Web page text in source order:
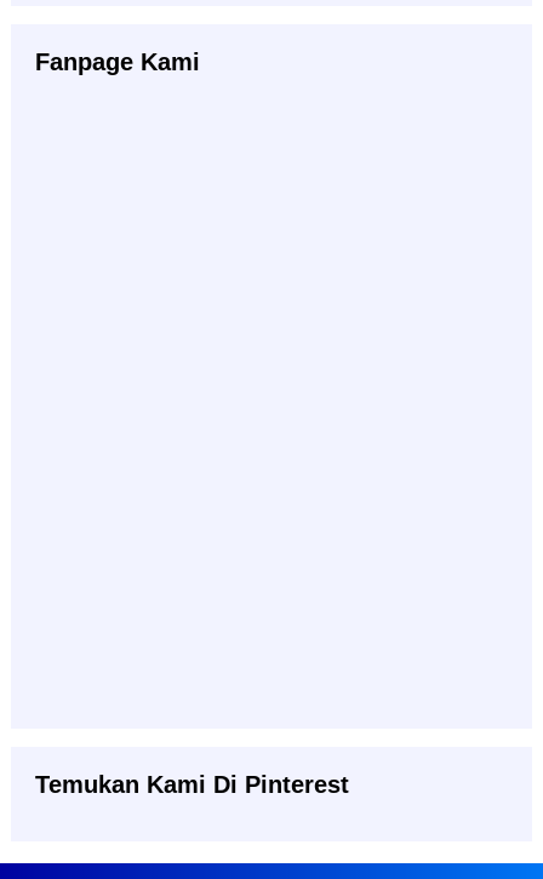
Fanpage Kami
Temukan Kami Di Pinterest